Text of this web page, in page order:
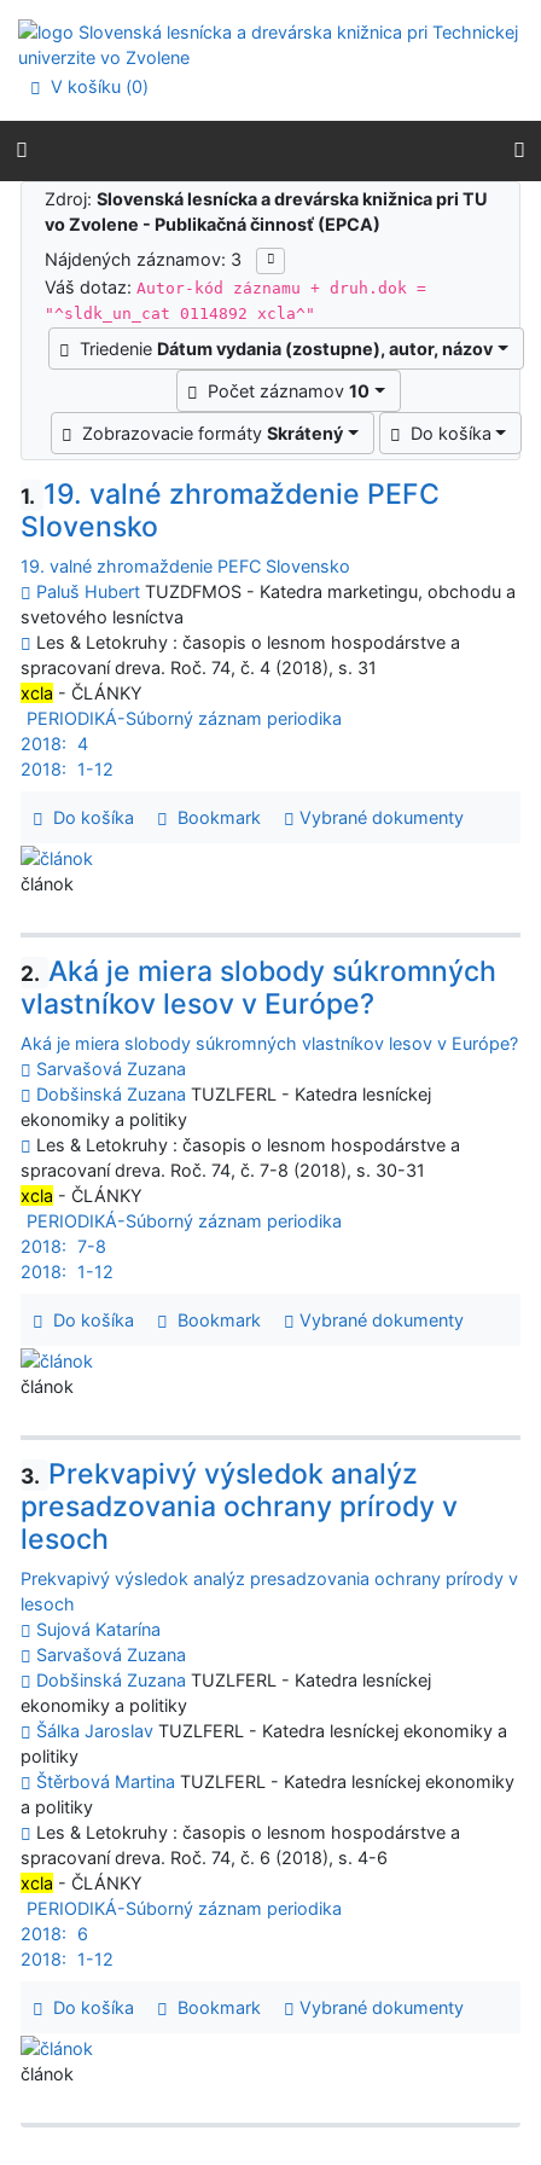
Prejsť na menu
Prehlásenie o webovej prístupnosti
V košíku (0)
Výsledky vyhľadávania
Zdroj:Slovenská lesnícka a drevárska knižnica pri TU
vo Zvolene - Publikačná činnosť (EPCA)
Nájdených záznamov: 3
Váš dotaz:Autor-kód záznamu + druh.dok =
"^sldk_un_cat 0114892 xcla^"
Triedenie Dátum vydania (zostupne), autor, názov
Počet záznamov10
Zobrazovacie formátySkrátený Do košíka
1. 19. valné zhromaždenie PEFC
Slovensko
19. valné zhromaždenie PEFC Slovensko
Paluš Hubert TUZDFMOS - Katedra marketingu, obchodu a
svetového lesníctva
Les & Letokruhy : časopis o lesnom hospodárstve a
spracovaní dreva. Roč. 74, č. 4 (2018), s. 31
xcla - ČLÁNKY
PERIODIKÁ-Súborný záznam periodika
2018: 4
2018:
1-12
Do košíka Bookmark Vybrané dokumenty
článok
2. Aká je miera slobody súkromných
vlastníkov lesov v Európe?
Aká je miera slobody súkromných vlastníkov lesov v Európe?
Sarvašová Zuzana
Dobšinská Zuzana TUZLFERL - Katedra lesníckej
ekonomiky a politiky
Les & Letokruhy : časopis o lesnom hospodárstve a
spracovaní dreva. Roč. 74, č. 7-8 (2018), s. 30-31
xcla - ČLÁNKY
PERIODIKÁ-Súborný záznam periodika
2018: 7-8
2018:
1-12
Do košíka Bookmark Vybrané dokumenty
článok
3. Prekvapivý výsledok analýz
presadzovania ochrany prírody v
lesoch
Prekvapivý výsledok analýz presadzovania ochrany prírody v
lesoch
Sujová Katarína
Sarvašová Zuzana
Dobšinská Zuzana TUZLFERL - Katedra lesníckej
ekonomiky a politiky
Šálka Jaroslav TUZLFERL - Katedra lesníckej ekonomiky a
politiky
Štěrbová Martina TUZLFERL - Katedra lesníckej ekonomiky
a politiky
Les & Letokruhy : časopis o lesnom hospodárstve a
spracovaní dreva. Roč. 74, č. 6 (2018), s. 4-6
xcla - ČLÁNKY
PERIODIKÁ-Súborný záznam periodika
2018:
6
2018:
1-12
Do košíka Bookmark Vybrané dokumenty
článok